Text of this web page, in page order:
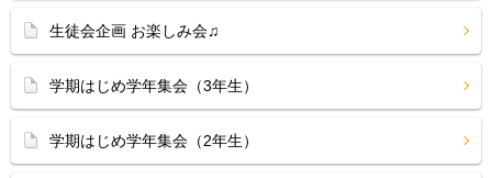
生徒会企画 お楽しみ会♫
学期はじめ学年集会（3年生）
学期はじめ学年集会（2年生）